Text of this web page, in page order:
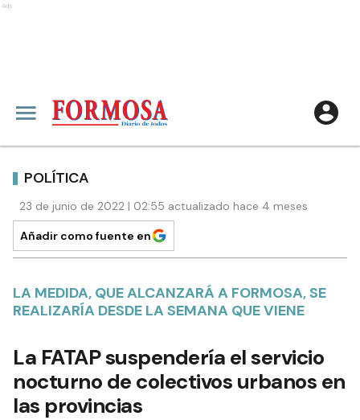
Ads
POLÍTICA
23 de junio de 2022 | 02:55 actualizado hace 4 meses
Añadir como fuente en
LA MEDIDA, QUE ALCANZARÁ A FORMOSA, SE
REALIZARÍA DESDE LA SEMANA QUE VIENE
La FATAP suspendería el servicio
nocturno de colectivos urbanos en
las provincias